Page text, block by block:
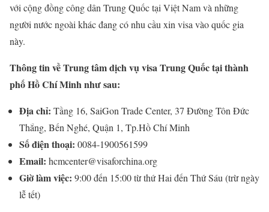
với cộng đồng công dân Trung Quốc tại Việt Nam và những
người nước ngoài khác đang có nhu cầu xin visa vào quốc gia
này.
Thông tin về Trung tâm dịch vụ visa Trung Quốc tại thành
phố Hồ Chí Minh như sau:
Địa chỉ: Tầng 16, SaiGon Trade Center, 37 Đường Tôn Đức
Thắng, Bến Nghé, Quận 1, Tp.Hồ Chí Minh
Số điện thoại: 0084-1900561599
Email: hcmcenter@visaforchina.org
Giờ làm việc: 9:00 đến 15:00 từ thứ Hai đến Thứ Sáu (trừ ngày
lễ tết)